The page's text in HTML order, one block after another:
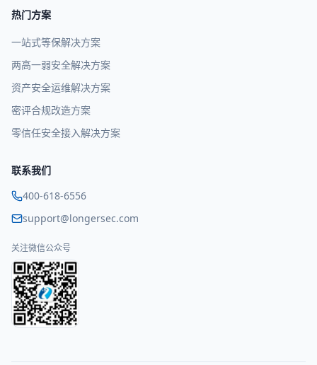
热门方案
一站式等保解决方案
两高一弱安全解决方案
资产安全运维解决方案
密评合规改造方案
零信任安全接入解决方案
联系我们
400-618-6556
support@longersec.com
关注微信公众号